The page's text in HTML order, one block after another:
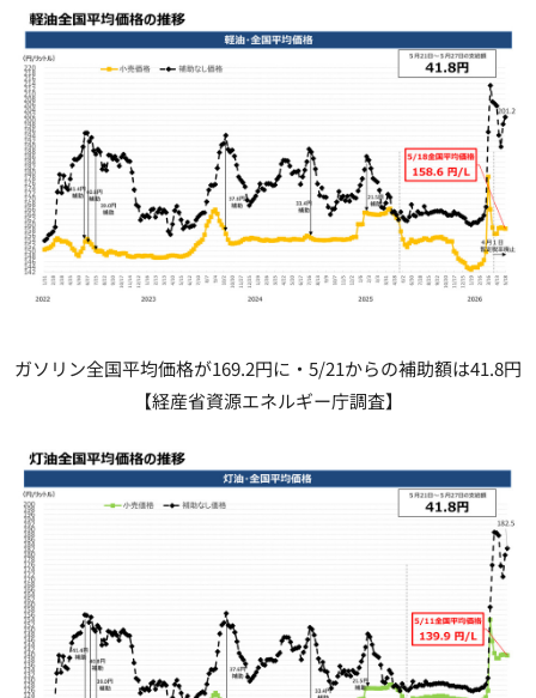
ガソリン全国平均価格が169.2円に・5/21からの補助額は41.8円
【経産省資源エネルギー庁調査】